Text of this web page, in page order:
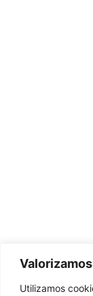
Utilizamos